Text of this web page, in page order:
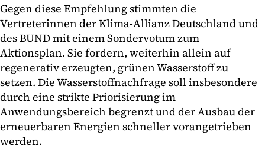
Gegen diese Empfehlung stimmten die
Vertreterinnen der Klima-Allianz Deutschland und
des BUND mit einem Sondervotum zum
Aktionsplan. Sie fordern, weiterhin allein auf
regenerativ erzeugten, grünen Wasserstoff zu
setzen. Die Wasserstoffnachfrage soll insbesondere
durch eine strikte Priorisierung im
Anwendungsbereich begrenzt und der Ausbau der
erneuerbaren Energien schneller vorangetrieben
werden.